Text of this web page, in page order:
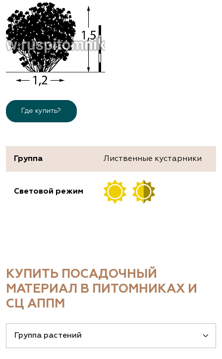
Где купить?
Группа Лиственные кустарники
Световой режим
КУПИТЬ ПОСАДОЧНЫЙ
МАТЕРИАЛ В ПИТОМНИКАХ И
СЦ АППМ